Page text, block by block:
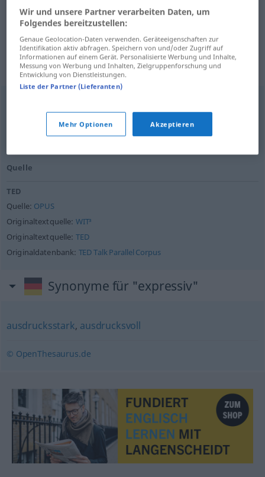
Beispielsätze aus externen Quellen
für "expressiv"
(nicht von der Langenscheidt Redaktion
geprüft)
Quelle
TED
Quelle: OPUS
Originaltextquelle: WIT³
Originaltextquelle: TED
Originaldatenbank: TED Talk Parallel Corpus
Synonyme für "expressiv"
ausdrucksstark, ausdrucksvoll
© OpenThesaurus.de
Wir und unsere Partner verarbeiten Daten, um
Folgendes bereitzustellen:
Genaue Geolocation-Daten verwenden. Geräteeigenschaften zur
Identifikation aktiv abfragen. Speichern von und/oder Zugriff auf
Informationen auf einem Gerät. Personalisierte Werbung und Inhalte,
Messung von Werbung und Inhalten, Zielgruppenforschung und
Entwicklung von Dienstleistungen.
Liste der Partner (Lieferanten)
Mehr Optionen Akzeptieren